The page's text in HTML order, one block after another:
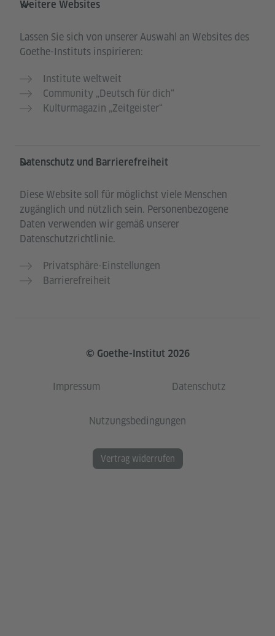
Weitere Websites
Lassen Sie sich von unserer Auswahl an Websites des
Goethe-Instituts inspirieren:
Institute weltweit
Community „Deutsch für dich“
Kulturmagazin „Zeitgeister“
Datenschutz und Barrierefreiheit
Diese Website soll für möglichst viele Menschen
zugänglich und nützlich sein. Personenbezogene
Daten verwenden wir gemäß unserer
Datenschutzrichtlinie.
Privatsphäre-Einstellungen
Barrierefreiheit
© Goethe-Institut 2026
Impressum Datenschutz
Nutzungsbedingungen
Vertrag widerrufen